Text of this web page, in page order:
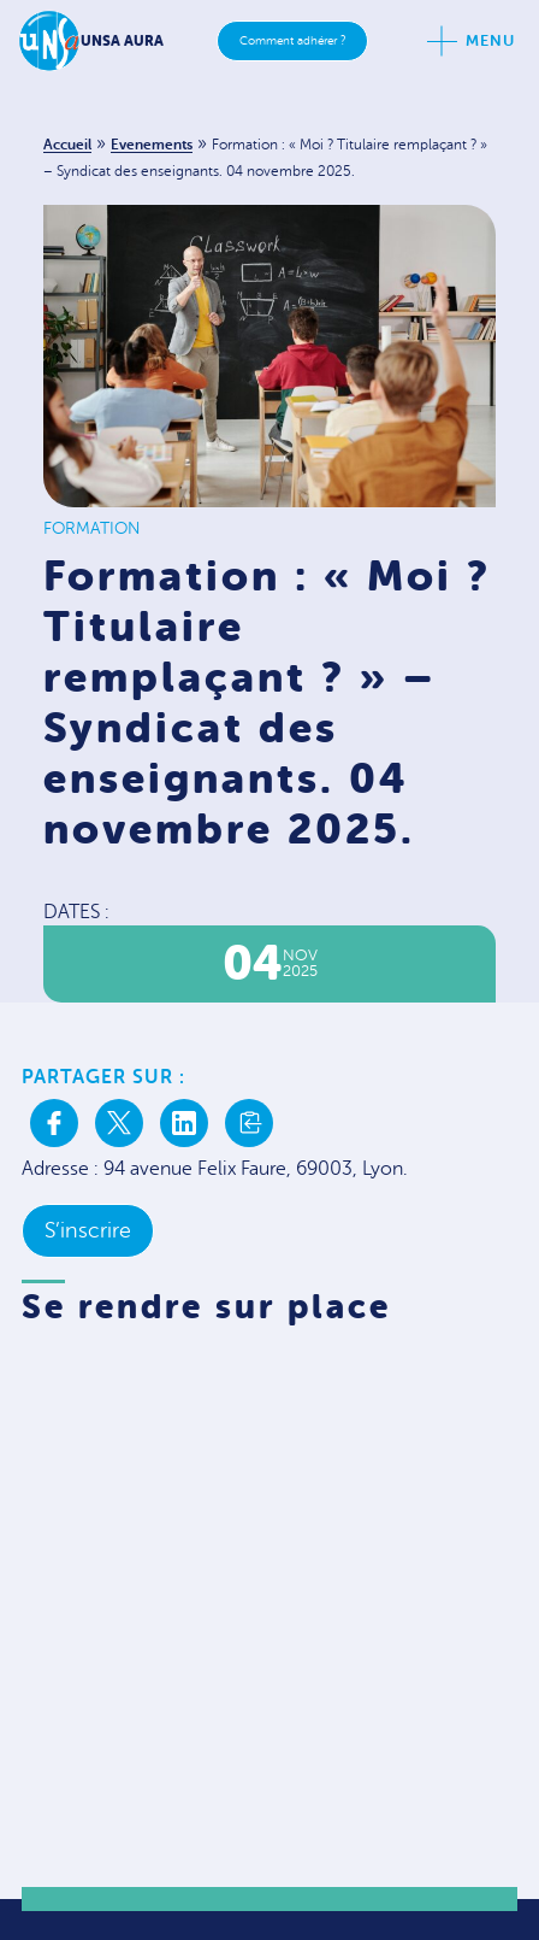
UNSA AURA MENU
Comment adhérer ?
Accueil » Evenements » Formation : « Moi ? Titulaire remplaçant ? »
– Syndicat des enseignants. 04 novembre 2025.
FORMATION
Formation : « Moi ?
Titulaire
remplaçant ? » –
Syndicat des
enseignants. 04
novembre 2025.
DATES :
04NOV
2025
PARTAGER SUR :
Adresse : 94 avenue Felix Faure, 69003, Lyon.
S’inscrire
Se rendre sur place